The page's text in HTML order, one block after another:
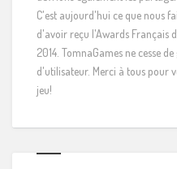
C'est aujourd'hui ce que nous
d'avoir reçu l'Awards Français
2014. TomnaGames ne cesse
d'utilisateur. Merci à tous pour
jeu!